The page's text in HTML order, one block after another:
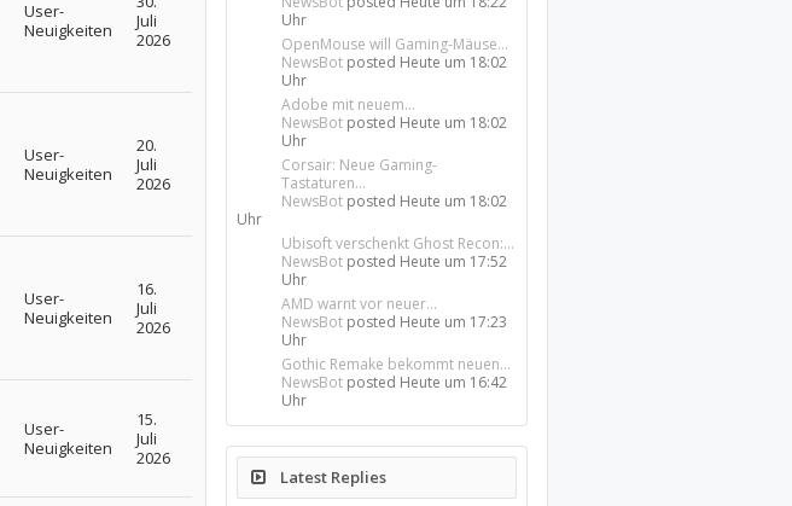
User-
Neuigkeiten
Juli
2026
User-
Neuigkeiten
20.
Juli
2026
User-
Neuigkeiten
16.
Juli
2026
User-
Neuigkeiten
15.
Juli
2026
Uhr
OpenMouse will Gaming-Mäuse...
NewsBot posted Heute um 18:02
Uhr
Adobe mit neuem...
NewsBot posted Heute um 18:02
Uhr
Corsair: Neue Gaming-
Tastaturen...
NewsBot posted Heute um 18:02
Uhr
Ubisoft verschenkt Ghost Recon:...
NewsBot posted Heute um 17:52
Uhr
AMD warnt vor neuer...
NewsBot posted Heute um 17:23
Uhr
Gothic Remake bekommt neuen...
NewsBot posted Heute um 16:42
Uhr
Latest Replies